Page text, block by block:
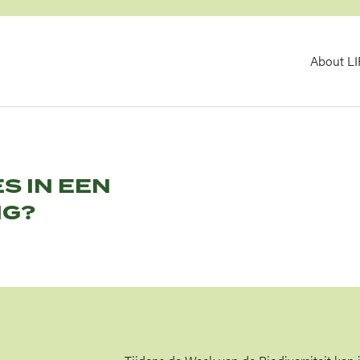
About
IN EEN